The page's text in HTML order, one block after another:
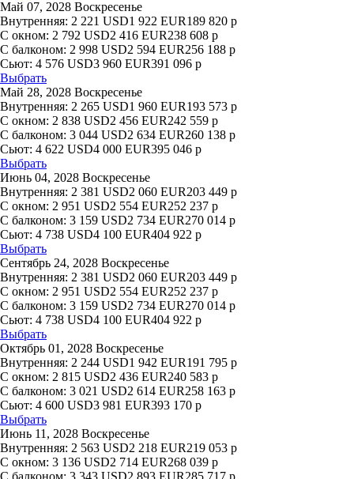
Май 07, 2028 Воскресенье
Внутренняя: 2 221 USD1 922 EUR189 820 р
С окном: 2 792 USD2 416 EUR238 608 р
С балконом: 2 998 USD2 594 EUR256 188 р
Сьют: 4 576 USD3 960 EUR391 096 р
Выбрать
Май 28, 2028 Воскресенье
Внутренняя: 2 265 USD1 960 EUR193 573 р
С окном: 2 838 USD2 456 EUR242 559 р
С балконом: 3 044 USD2 634 EUR260 138 р
Сьют: 4 622 USD4 000 EUR395 046 р
Выбрать
Июнь 04, 2028 Воскресенье
Внутренняя: 2 381 USD2 060 EUR203 449 р
С окном: 2 951 USD2 554 EUR252 237 р
С балконом: 3 159 USD2 734 EUR270 014 р
Сьют: 4 738 USD4 100 EUR404 922 р
Выбрать
Сентябрь 24, 2028 Воскресенье
Внутренняя: 2 381 USD2 060 EUR203 449 р
С окном: 2 951 USD2 554 EUR252 237 р
С балконом: 3 159 USD2 734 EUR270 014 р
Сьют: 4 738 USD4 100 EUR404 922 р
Выбрать
Октябрь 01, 2028 Воскресенье
Внутренняя: 2 244 USD1 942 EUR191 795 р
С окном: 2 815 USD2 436 EUR240 583 р
С балконом: 3 021 USD2 614 EUR258 163 р
Сьют: 4 600 USD3 981 EUR393 170 р
Выбрать
Июнь 11, 2028 Воскресенье
Внутренняя: 2 563 USD2 218 EUR219 053 р
С окном: 3 136 USD2 714 EUR268 039 р
С балконом: 3 343 USD2 893 EUR285 717 р